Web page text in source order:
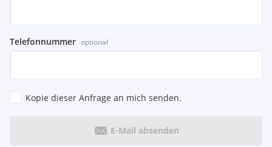
Telefonnummer optional
Kopie dieser Anfrage an mich senden.
E-Mail absenden